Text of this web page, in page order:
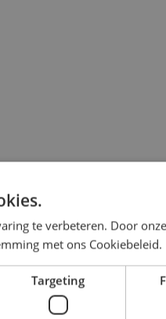
te verbeteren. Door
met ons Cookiebeleid.
Targeting